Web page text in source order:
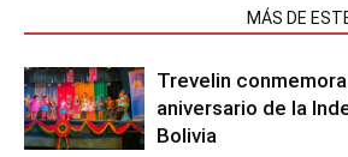
MÁS DE
Trevelin
aniversario de la
Bolivia